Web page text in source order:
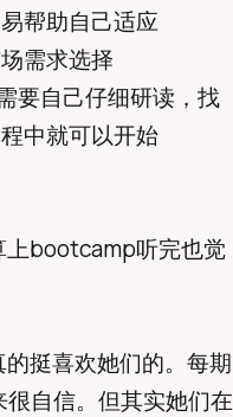
帮助自己适应
需求选择
要自己仔细研读，找
中就可以开始
上bootcamp听完也觉
挺喜欢她们的。每期
自信。但其实她们在